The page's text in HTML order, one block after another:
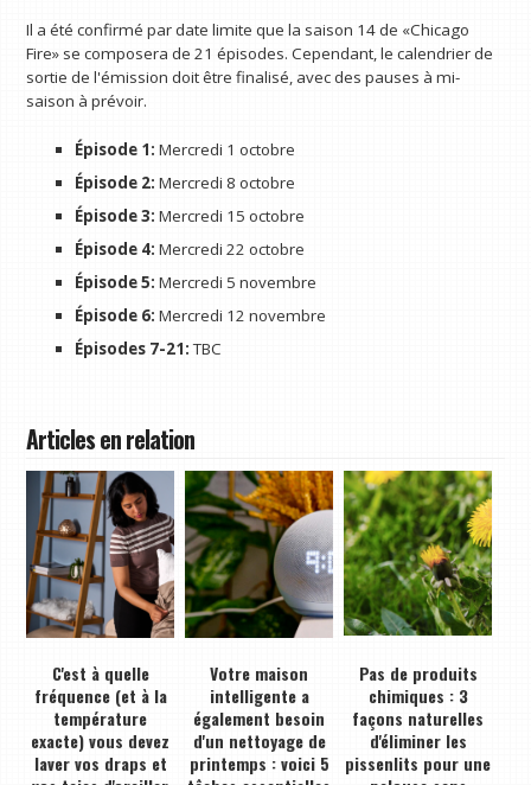
Il a été confirmé par date limite que la saison 14 de «Chicago
Fire» se composera de 21 épisodes. Cependant, le calendrier de
sortie de l'émission doit être finalisé, avec des pauses à mi-
saison à prévoir.
Épisode 1: Mercredi 1 octobre
Épisode 2: Mercredi 8 octobre
Épisode 3: Mercredi 15 octobre
Épisode 4: Mercredi 22 octobre
Épisode 5: Mercredi 5 novembre
Épisode 6: Mercredi 12 novembre
Épisodes 7-21:TBC
Articles en relation
C'est à quelle
fréquence (et à la
température
exacte) vous devez
laver vos draps et
Votre maison
intelligente a
également besoin
d'un nettoyage de
printemps : voici 5
Pas de produits
chimiques : 3
façons naturelles
d'éliminer les
pissenlits pour une